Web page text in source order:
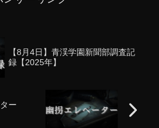
【8月4日】青渓学園新聞部調査記
録【2025年】
ー